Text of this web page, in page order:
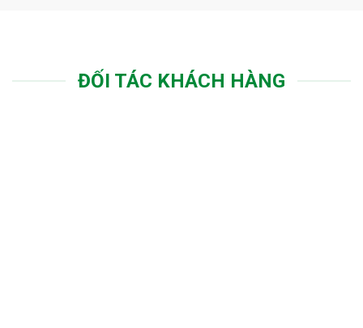
ĐỐI TÁC KHÁCH HÀNG